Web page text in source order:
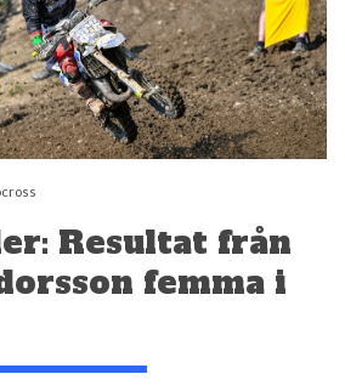
Resultat från
femma i